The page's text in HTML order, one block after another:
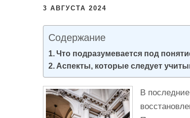
3 АВГУСТА 2024
Содержание
Что подразумевается под
Аспекты, которые следует
В